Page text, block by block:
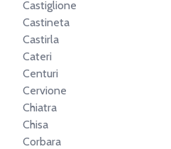
Castiglione
Castineta
Castirla
Cateri
Centuri
Cervione
Chiatra
Chisa
Corbara